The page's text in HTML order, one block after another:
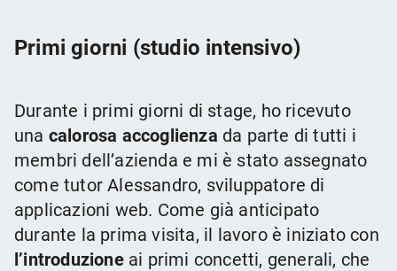
Primi giorni (studio intensivo)
Durante i primi giorni di stage, ho ricevuto
una calorosa accoglienza da parte di tutti i
membri dell’azienda e mi è stato assegnato
come tutor Alessandro, sviluppatore di
applicazioni web. Come già anticipato
durante la prima visita, il lavoro è iniziato con
l’introduzioneai primi concetti, generali, che